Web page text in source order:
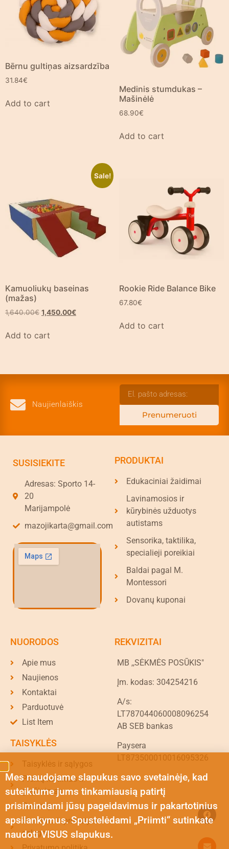
Bērnu gultiņas aizsardzība
31.84€
Add to cart
Medinis stumdukas –
Mašinėlė
68.90€
Add to cart
Sale!
Kamuoliukų baseinas
(mažas)
1,640.00€ 1,450.00€
Add to cart
Rookie Ride Balance Bike
67.80€
Add to cart
Naujienlaiškis
Prenumeruoti
SUSISIEKITE
Adresas: Sporto 14-
20
Marijampolė
mazojikarta@gmail.com
PRODUKTAI
Edukaciniai žaidimai
Lavinamosios ir
kūrybinės užduotys
autistams
Sensorika, taktilika,
specialieji poreikiai
Baldai pagal M.
Montessori
Dovanų kuponai
NUORODOS
Apie mus
Naujienos
Kontaktai
Parduotuvė
List Item
TAISYKLĖS
Taisyklės ir sąlygos
Prekių keitimas ir
grąžinimas
Garantija
Siuntimo ir pristatymo
sąlygos
REKVIZITAI
MB ,,SĖKMĖS POSŪKIS"
Įm. kodas: 304254216
A/s:
LT787044060008096254
AB SEB bankas
Paysera
LT873500010016095326
Mes naudojame slapukus savo svetainėje, kad
suteiktume jums tinkamiausią patirtį
prisimindami jūsų pageidavimus ir pakartotinius
apsilankymus. Spustelėdami „Priimti“ sutinkate
naudoti VISUS slapukus.